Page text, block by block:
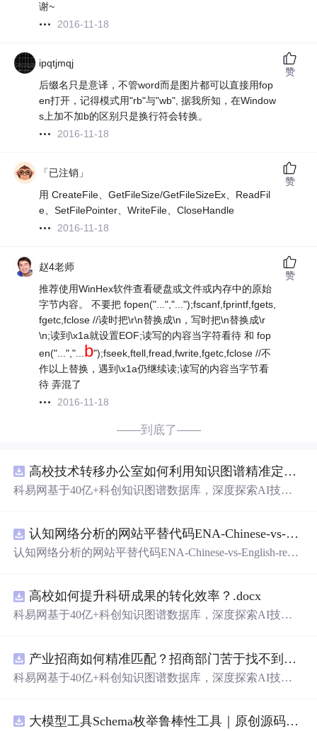
谢~
2016-11-18
ipqtjmqj
后缀名只是意译，不管word而是图片都可以直接用fop
en打开，记得模式用"rb"与"wb", 据我所知，在Window
s上加不加b的区别只是换行符会转换。
2016-11-18
赞
「已注销」
用 CreateFile、GetFileSize/GetFileSizeEx、ReadFil
e、SetFilePointer、WriteFile、CloseHandle
2016-11-18
赞
赵4老师
推荐使用WinHex软件查看硬盘或文件或内存中的原始
字节内容。 不要把 fopen("...","...");fscanf,fprintf,fgets,
fgetc,fclose //读时把\r\n替换成\n，写时把\n替换成\r
\n;读到\x1a就设置EOF;读写的内容当字符看待 和 fop
en("...","... b");fseek,ftell,fread,fwrite,fgetc,fclose //不
作以上替换，遇到\x1a仍继续读;读写的内容当字节看
待 弄混了
2016-11-18
赞
——到底了——
高校技术转移办公室如何利用知识图谱精准定位产业需求与技术适配点？.docx
科易网基于40亿+科创知识图谱数据库，深度探索AI技术
新领域的AI+数智化解决方案，推动科技创新与产业创新
智能化发展。
认知网络分析的网站平替代码ENA-Chinese-vs-English-reproducible.zip
认知网络分析的网站平替代码ENA-Chinese-vs-English-repro
高校如何提升科研成果的转化效率？.docx
科易网基于40亿+科创知识图谱数据库，深度探索AI技术
新领域的AI+数智化解决方案，推动科技创新与产业创新
智能化发展。
产业招商如何精准匹配？招商部门苦于找不到符合产业链补链强链方向的目标企业怎么办？.docx
科易网基于40亿+科创知识图谱数据库，深度探索AI技术
新领域的AI+数智化解决方案，推动科技创新与产业创新大模型工具Schema枚举鲁棒性工具｜原创源码+测试+离线报告